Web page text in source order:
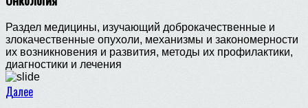
Раздел медицины, изучающий доброкачественные и
злокачественные опухоли, механизмы и закономерности
их возникновения и развития, методы их профилактики,
диагностики и лечения
Далее